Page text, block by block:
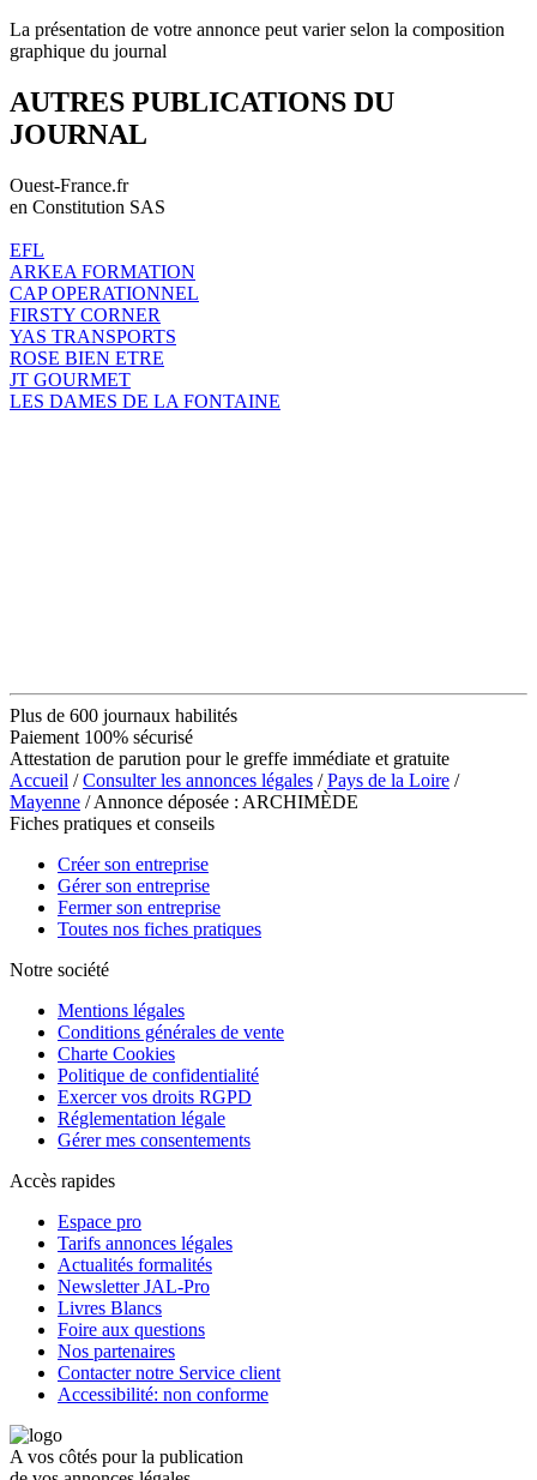
La présentation de votre annonce peut varier selon la composition
graphique du journal
AUTRES PUBLICATIONS DU
JOURNAL
Ouest-France.fr
en Constitution SAS
EFL
ARKEA FORMATION
CAP OPERATIONNEL
FIRSTY CORNER
YAS TRANSPORTS
ROSE BIEN ETRE
JT GOURMET
LES DAMES DE LA FONTAINE
Plus de 600 journaux habilités
Paiement 100% sécurisé
Attestation de parution pour le greffe immédiate et gratuite
Accueil /Consulter les annonces légales /Pays de la Loire /
Mayenne / Annonce déposée : ARCHIMÈDE
Fiches pratiques et conseils
Créer son entreprise
Gérer son entreprise
Fermer son entreprise
Toutes nos fiches pratiques
Notre société
Mentions légales
Conditions générales de vente
Charte Cookies
Politique de confidentialité
Exercer vos droits RGPD
Réglementation légale
Gérer mes consentements
Accès rapides
Espace pro
Tarifs annonces légales
Actualités formalités
Newsletter JAL-Pro
Livres Blancs
Foire aux questions
Nos partenaires
Contacter notre Service client
Accessibilité: non conforme
A vos côtés pour la publication